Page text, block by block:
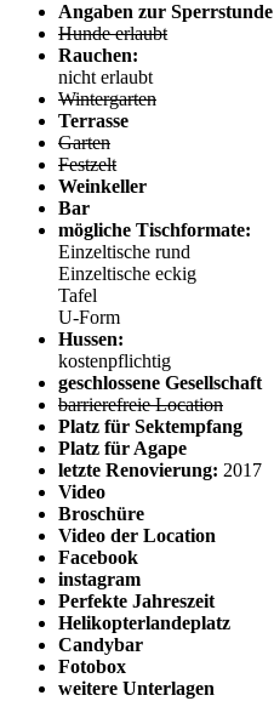
Angaben zur Sperrstunde
Hunde erlaubt
Rauchen:
nicht erlaubt
Wintergarten
Terrasse
Garten
Festzelt
Weinkeller
Bar
mögliche Tischformate:
Einzeltische rund
Einzeltische eckig
Tafel
U-Form
Hussen:
kostenpflichtig
geschlossene Gesellschaft
barrierefreie Location
Platz für Sektempfang
Platz für Agape
letzte Renovierung: 2017
Video
Broschüre
Video der Location
Facebook
instagram
Perfekte Jahreszeit
Helikopterlandeplatz
Candybar
Fotobox
weitere Unterlagen